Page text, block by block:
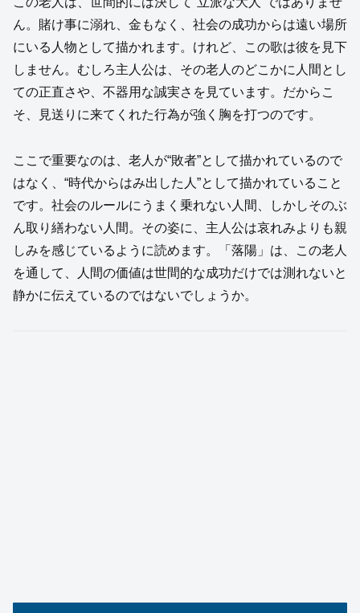
ん。賭け事に溺れ、金もなく、社会の成功からは遠い場所
にいる人物として描かれます。けれど、この歌は彼を見下
しません。むしろ主人公は、その老人のどこかに人間とし
ての正直さや、不器用な誠実さを見ています。だからこ
そ、見送りに来てくれた行為が強く胸を打つのです。
ここで重要なのは、老人が“敗者”として描かれているので
はなく、“時代からはみ出した人”として描かれていること
です。社会のルールにうまく乗れない人間、しかしそのぶ
ん取り繕わない人間。その姿に、主人公は哀れみよりも親
しみを感じているように読めます。「落陽」は、この老人
を通して、人間の価値は世間的な成功だけでは測れないと
静かに伝えているのではないでしょうか。